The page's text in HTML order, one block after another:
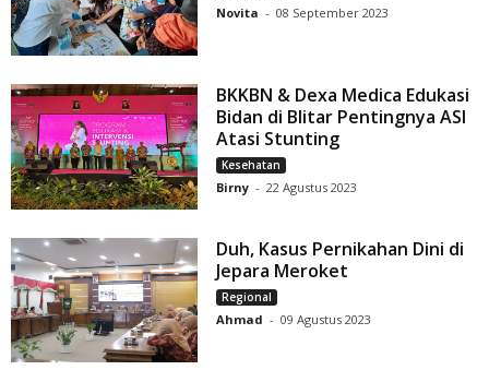
Novita - 08 September 2023
BKKBN & Dexa Medica Edukasi
Bidan di Blitar Pentingnya ASI
Atasi Stunting
Kesehatan
Birny - 22 Agustus 2023
Duh, Kasus Pernikahan Dini di
Jepara Meroket
Regional
Ahmad - 09 Agustus 2023